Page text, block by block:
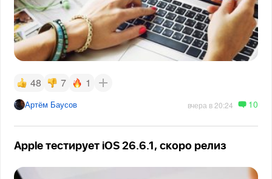
48 7 1
Артём Баусов вчера в 20:24 10
Apple тестирует iOS 26.6.1, скоро релиз